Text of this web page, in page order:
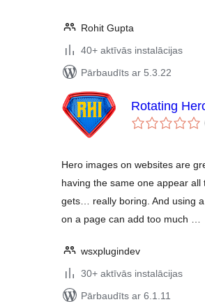
Rohit Gupta
40+ aktīvās instalācijas
Pārbaudīts ar 5.3.22
Rotating
Hero images on websites are
having the same one appear all
gets… really boring. And using
on a page can add too much …
wsxplugindev
30+ aktīvās instalācijas
Pārbaudīts ar 6.1.11